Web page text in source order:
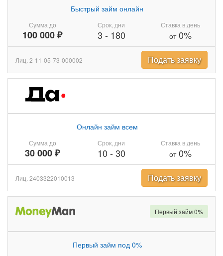
Сумма до
100 000 ₽
Быстрый займ онлайн
Срок, дни
3 - 180
Ставка в день
от0%
Лиц. 2-11-05-73-000002 Подать заявку
Сумма до
30 000 ₽
Онлайн займ всем
Срок, дни
10 - 30
Ставка в день
от0%
Лиц. 2403322010013 Подать заявку
Первый займ под 0%
Первый займ 0%